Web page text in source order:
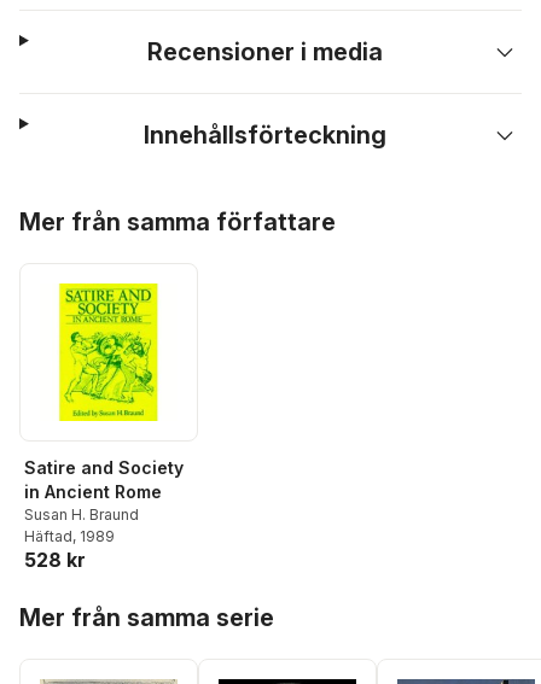
Recensioner i media
Innehållsförteckning
Mer från samma författare
Satire and Society
in Ancient Rome
Susan H. Braund
Häftad, 1989
528 kr
Mer från samma serie